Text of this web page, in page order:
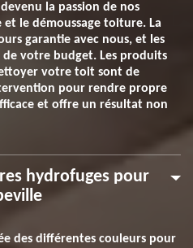
la passion de nos
le démoussage toiture. La
garantie avec nous, et les
votre budget. Les produits
votre toit sont de
pour rendre propre
et offre un résultat non
hydrofuges pour
des différentes couleurs pour